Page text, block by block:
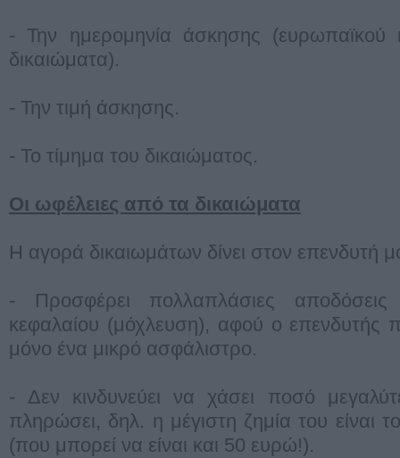
- Την ημερομηνία άσκησης (ευρωπαϊκού
δικαιώματα).
- Την τιμή άσκησης.
- Το τίμημα του δικαιώματος.
Oι ωφέλειες από τα δικαιώματα
Η αγορά δικαιωμάτων δίνει στον επενδυτή
- Προσφέρει πολλαπλάσιες
κεφαλαίου (μόχλευση), αφού ο επενδυτής
μόνο ένα μικρό ασφάλιστρο.
- Δεν κινδυνεύει να χάσει ποσό
πληρώσει, δηλ. η μέγιστη ζημία του είναι
(που μπορεί να είναι και 50 ευρώ!).